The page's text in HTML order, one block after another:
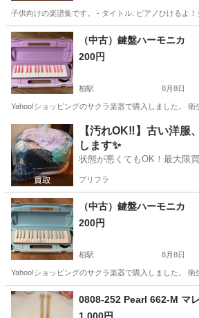
子供向けの楽譜集です。 - タイトル: ピアノひけるよ
千葉 柏市 柏たなか駅 教則本
（中古）鍵盤ハーモニカ
200円
柏駅 8月8日
Yahoo!ショッピングのサクラ楽器で購入しました。
千葉 柏市 柏駅 管楽器、笛、ハーモニカ
【汚れOK‼️】古い洋服
します✨
状態が悪くてもOK！最大限
プリフラ
（中古）鍵盤ハーモニカ
200円
柏駅 8月8日
Yahoo!ショッピングのサクラ楽器で購入しました。
千葉 柏市
0808-252 Pearl 662-M マ